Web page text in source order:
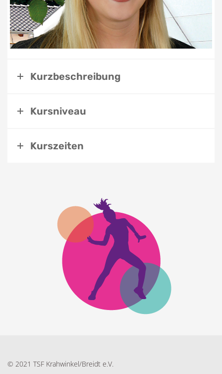
Kurzbeschreibung
Kursniveau
Kurszeiten
© 2021 TSF Krahwinkel/Breidt e.V.